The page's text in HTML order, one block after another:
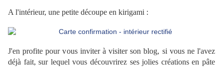
A l'intérieur, une petite découpe en kirigami :
J'en profite pour vous inviter à visiter son blog, si vous ne l'avez
déjà fait, sur lequel vous découvrirez ses jolies créations en pâte